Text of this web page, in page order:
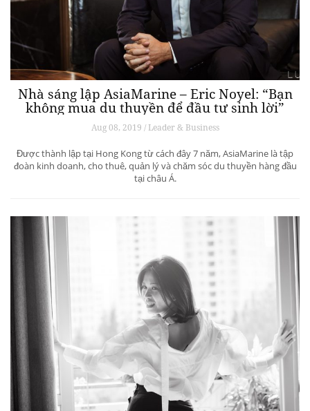
Nhà sáng lập AsiaMarine – Eric Noyel: “Bạn
không mua du thuyền để đầu tư sinh lời”
Aug 08, 2019 / Leader & Business
Được thành lập tại Hong Kong từ cách đây 7 năm, AsiaMarine là tập
đoàn kinh doanh, cho thuê, quản lý và chăm sóc du thuyền hàng đầu
tại châu Á.